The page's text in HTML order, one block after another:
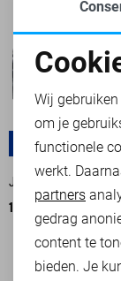
MULITPACK
JACK & JONES
15,00
Wij
om je
functionele
werkt.
partners
gedrag
content te
bieden. Je